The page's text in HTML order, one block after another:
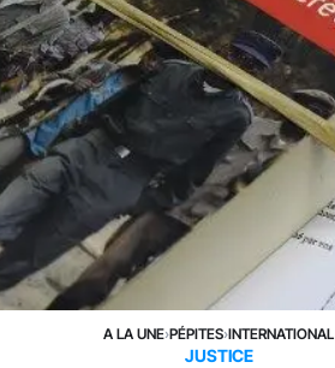
A LA UNE›PÉPITES›INTERNATIONAL
JUSTICE